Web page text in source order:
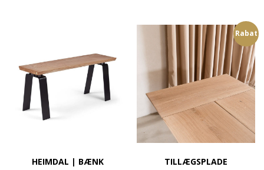
HEIMDAL | BÆNK
Rabat
TILLÆGSPLADE